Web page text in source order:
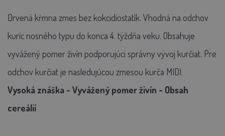
Drvená kŕmna zmes bez kokcidiostatík. Vhodná na odchov
kuríc nosného typu do konca 4. týždňa veku. Obsahuje
vyvážený pomer živín podporujúci správny vývoj kurčiat. Pre
odchov kurčiat je nasledujúcou zmesou kurča MIDI.
Vysoká znáška - Vyvážený pomer živín - Obsah
cereálií